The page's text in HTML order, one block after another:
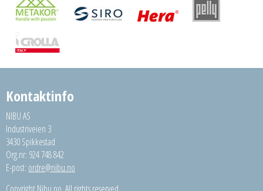
Kontaktinfo
NIBU AS
Industriveien 3
3430 Spikkestad
Org.nr: 924 748 842
E-post: ordre@nibu.no